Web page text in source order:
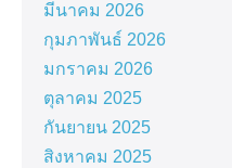
มีนาคม 2026
กุมภาพันธ์ 2026
มกราคม 2026
ตุลาคม 2025
กันยายน 2025
สิงหาคม 2025